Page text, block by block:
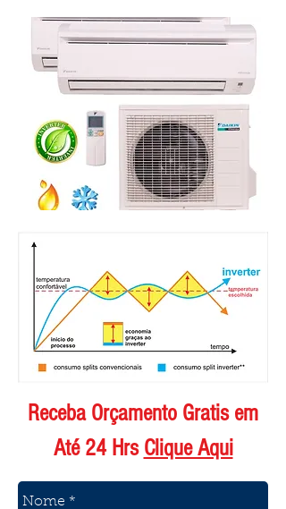
Receba Orçamento Gratis em
Até 24 Hrs Clique Aqui